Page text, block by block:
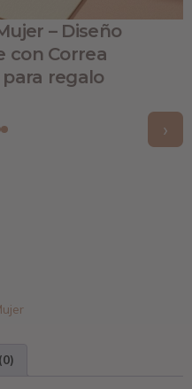
– Diseño
con Correa
regalo
›